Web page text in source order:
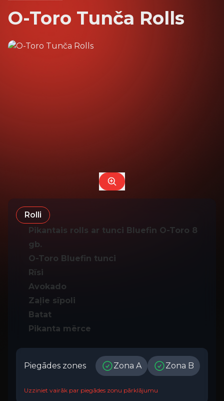
O-Toro Tunča Rolls
Rolli
Pikantais rolls ar tunci Bluefin O-Toro 8
gb.
O-Toro Bluefin tunci
Rīsi
Avokado
Zaļie sīpoli
Batat
Pikanta mērce
Piegādes zones Zona A Zona B
Uzziniet vairāk par piegādes zonu pārklājumu